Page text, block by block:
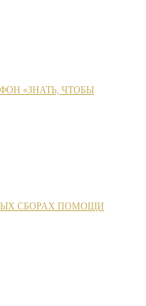
«ЗНАТЬ, ЧТОБЫ
СБОРАХ ПОМОЩИ